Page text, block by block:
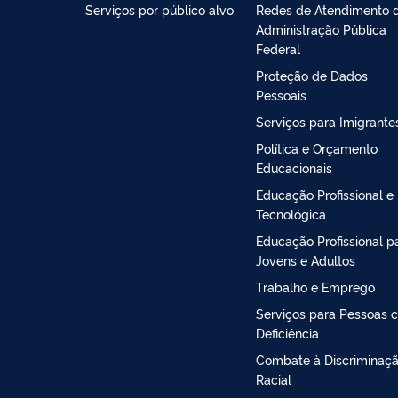
Serviços por público alvo
Redes de Atendimento
Administração Pública
Federal
Proteção de Dados
Pessoais
Serviços para
Política e Orçamento
Educacionais
Educação Profissional e
Tecnológica
Educação Profissional
Jovens e Adultos
Trabalho e Emprego
Serviços para Pessoas
Deficiência
Combate à
Racial